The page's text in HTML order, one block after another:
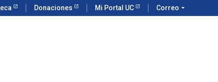
Donaciones Mi Portal UC Correo arrow_drop_down